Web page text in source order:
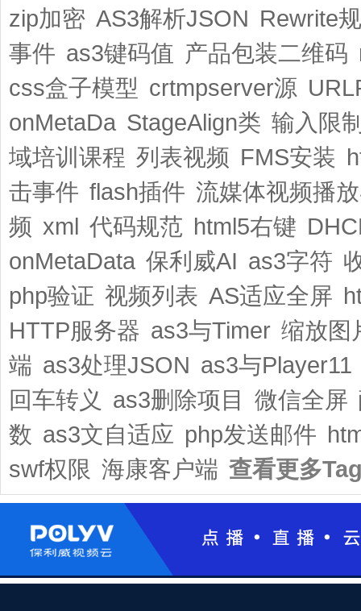
zip加密 AS3解析JSON Rewrite
事件 as3键码值 产品包装二维码
css盒子模型 crtmpserver源
onMetaDa StageAlign类 输入限
域培训课程 列表视频 FMS安装
击事件 flash插件 流媒体视频播
频 xml 代码规范 html5右键
onMetaData 保利威AI as3字符
php验证 视频列表 AS适应全屏
HTTP服务器 as3与Timer 缩放图
端 as3处理JSON as3与Player11
回车转义 as3删除项目 微信全屏
数 as3文自适应 php发送邮件
swf权限 海康客户端 查看更多